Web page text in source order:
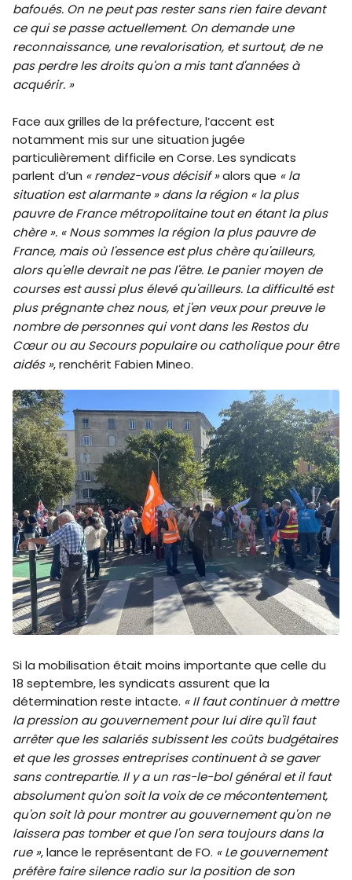
bafoués. On ne peut pas rester sans rien faire devant
ce qui se passe actuellement. On demande une
reconnaissance, une revalorisation, et surtout, de ne
pas perdre les droits qu'on a mis tant d'années à
acquérir. »
Face aux grilles de la préfecture, l’accent est
notamment mis sur une situation jugée
particulièrement difficile en Corse. Les syndicats
parlent d’un « rendez-vous décisif »alors que « la
situation est alarmante » dans la région « la plus
pauvre de France métropolitaine tout en étant la plus
chère ». « Nous sommes la région la plus pauvre de
France, mais où l'essence est plus chère qu'ailleurs,
alors qu'elle devrait ne pas l'être. Le panier moyen de
courses est aussi plus élevé qu'ailleurs. La difficulté est
plus prégnante chez nous, et j'en veux pour preuve le
nombre de personnes qui vont dans les Restos du
Cœur ou au Secours populaire ou catholique pour être
aidés », renchérit Fabien Mineo.
Si la mobilisation était moins importante que celle du
18 septembre, les syndicats assurent que la
détermination reste intacte. « Il faut continuer à mettre
la pression au gouvernement pour lui dire qu'il faut
arrêter que les salariés subissent les coûts budgétaires
et que les grosses entreprises continuent à se gaver
sans contrepartie. Il y a un ras-le-bol général et il faut
absolument qu'on soit la voix de ce mécontentement,
qu'on soit là pour montrer au gouvernement qu'on ne
laissera pas tomber et que l'on sera toujours dans la
rue », lance le représentant de FO. « Le gouvernement
préfère faire silence radio sur la position de son